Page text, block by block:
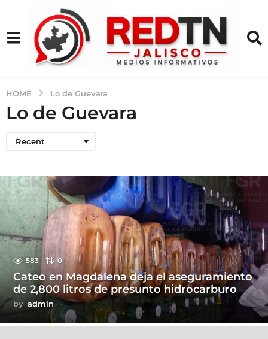
HOME Lo de Guevara
Lo de Guevara
Recent
583 0
Cateo en Magdalena deja el aseguramiento
de 2,800 litros de presunto hidrocarburo
by admin